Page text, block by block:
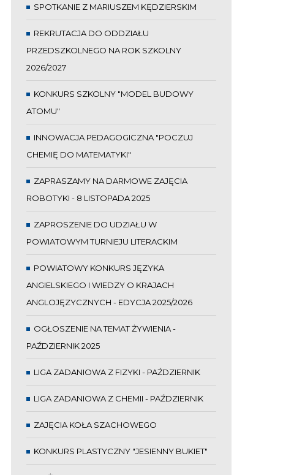
SPOTKANIE Z MARIUSZEM KĘDZIERSKIM
REKRUTACJA DO ODDZIAŁU
PRZEDSZKOLNEGO NA ROK SZKOLNY
2026/2027
KONKURS SZKOLNY "MODEL BUDOWY
ATOMU"
INNOWACJA PEDAGOGICZNA "POCZUJ
CHEMIĘ DO MATEMATYKI"
ZAPRASZAMY NA DARMOWE ZAJĘCIA
ROBOTYKI - 8 LISTOPADA 2025
ZAPROSZENIE DO UDZIAŁU W
POWIATOWYM TURNIEJU LITERACKIM
POWIATOWY KONKURS JĘZYKA
ANGIELSKIEGO I WIEDZY O KRAJACH
ANGLOJĘZYCZNYCH - EDYCJA 2025/2026
OGŁOSZENIE NA TEMAT ŻYWIENIA -
PAŹDZIERNIK 2025
LIGA ZADANIOWA Z FIZYKI - PAŹDZIERNIK
LIGA ZADANIOWA Z CHEMII - PAŹDZIERNIK
ZAJĘCIA KOŁA SZACHOWEGO
KONKURS PLASTYCZNY "JESIENNY BUKIET"